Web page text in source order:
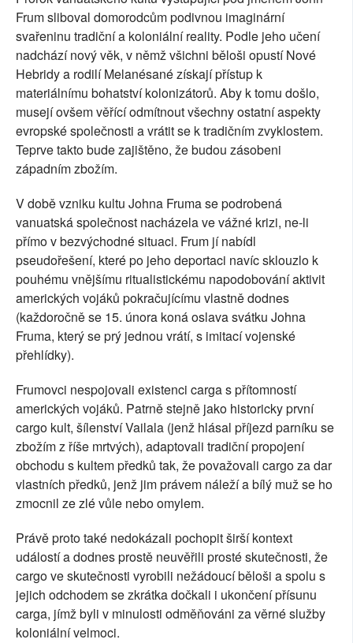
Frum sliboval domorodcům podivnou imaginární
svařeninu tradiční a koloniální reality. Podle jeho učení
nadchází nový věk, v němž všichni běloši opustí Nové
Hebridy a rodilí Melanésané získají přístup k
materiálnímu bohatství kolonizátorů. Aby k tomu došlo,
musejí ovšem věřící odmítnout všechny ostatní aspekty
evropské společnosti a vrátit se k tradičním zvyklostem.
Teprve takto bude zajištěno, že budou zásobeni
západním zbožím.
V době vzniku kultu Johna Fruma se podrobená
vanuatská společnost nacházela ve vážné krizi, ne-li
přímo v bezvýchodné situaci. Frum jí nabídl
pseudořešení, které po jeho deportaci navíc sklouzlo k
pouhému vnějšímu ritualistickému napodobování aktivit
amerických vojáků pokračujícímu vlastně dodnes
(každoročně se 15. února koná oslava svátku Johna
Fruma, který se prý jednou vrátí, s imitací vojenské
přehlídky).
Frumovci nespojovali existenci carga s přítomností
amerických vojáků. Patrně stejně jako historicky první
cargo kult, šílenství Vailala (jenž hlásal příjezd parníku se
zbožím z říše mrtvých), adaptovali tradiční propojení
obchodu s kultem předků tak, že považovali cargo za dar
vlastních předků, jenž jim právem náleží a bílý muž se ho
zmocnil ze zlé vůle nebo omylem.
Právě proto také nedokázali pochopit širší kontext
událostí a dodnes prostě neuvěřili prosté skutečnosti, že
cargo ve skutečnosti vyrobili nežádoucí běloši a spolu s
jejich odchodem se zkrátka dočkali i ukončení přísunu
carga, jímž byli v minulosti odměňováni za věrné služby
koloniální velmoci.